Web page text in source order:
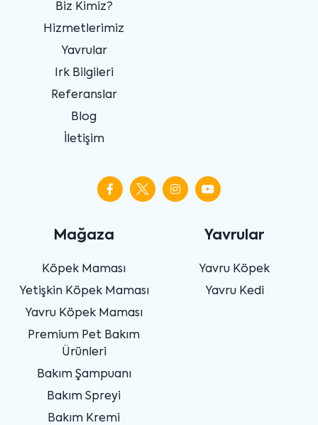
Biz Kimiz?
Hizmetlerimiz
Yavrular
Irk Bilgileri
Referanslar
Blog
İletişim
Mağaza
Köpek Maması
Yetişkin Köpek Maması
Yavru Köpek Maması
Premium Pet Bakım
Ürünleri
Bakım Şampuanı
Bakım Spreyi
Bakım Kremi
Yavrular
Yavru Köpek
Yavru Kedi